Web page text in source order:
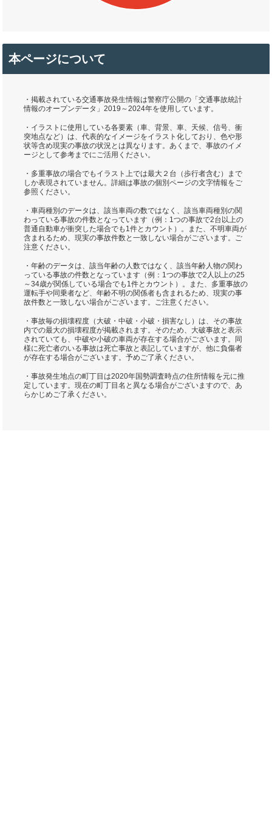
本ページについて
・掲載されている交通事故発生情報は警察庁公開の「交通事故統計
情報のオープンデータ」2019～2024年を使用しています。
・イラストに使用している各要素（車、背景、車、天候、信号、衝
突地点など）は、代表的なイメージをイラスト化しており、色や形
状等含め現実の事故の状況とは異なります。あくまで、事故のイメ
ージとして参考までにご活用ください。
・多重事故の場合でもイラスト上では最大２台（歩行者含む）まで
しか表現されていません。詳細は事故の個別ページの文字情報をご
参照ください。
・車両種別のデータは、該当車両の数ではなく、該当車両種別の関
わっている事故の件数となっています（例：1つの事故で2台以上の
普通自動車が衝突した場合でも1件とカウント）。また、不明車両が
含まれるため、現実の事故件数と一致しない場合がございます。ご
注意ください。
・年齢のデータは、該当年齢の人数ではなく、該当年齢人物の関わ
っている事故の件数となっています（例：1つの事故で2人以上の25
～34歳が関係している場合でも1件とカウント）。また、多重事故の
運転手や同乗者など、年齢不明の関係者も含まれるため、現実の事
故件数と一致しない場合がございます。ご注意ください。
・事故毎の損壊程度（大破・中破・小破・損害なし）は、その事故
内での最大の損壊程度が掲載されます。そのため、大破事故と表示
されていても、中破や小破の車両が存在する場合がございます。同
様に死亡者のいる事故は死亡事故と表記していますが、他に負傷者
が存在する場合がございます。予めご了承ください。
・事故発生地点の町丁目は2020年国勢調査時点の住所情報を元に推
定しています。現在の町丁目名と異なる場合がございますので、あ
らかじめご了承ください。